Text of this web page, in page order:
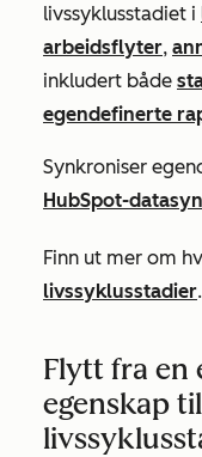
livssyklusstadiet i
arbeidsflyter,
inkludert både
egendefinerte
Synkroniser
HubSpot-
Finn ut mer om
livssyklusstadier.
Flytt fra en
egenskap til